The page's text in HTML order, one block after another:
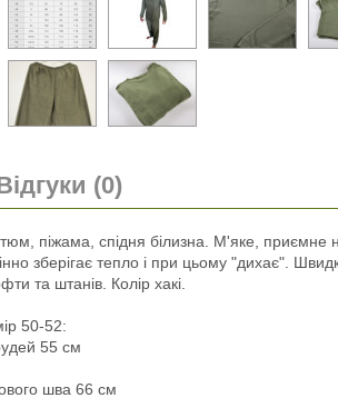
(0)
піжама, спідня білизна. М'яке, приємне
зберігає тепло і при цьому "дихає".
та штанів. Колір хакі.
50-52:
55 см
шва 66 см